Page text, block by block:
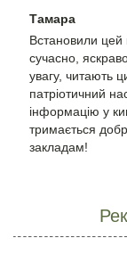
Тамара
Встановили цей
сучасно,
увагу, читають
патріотичний
інформацію у
тримається
закладам!